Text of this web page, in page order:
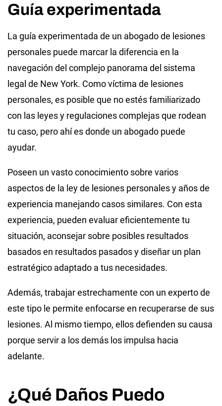
Guía experimentada
La guía experimentada de un abogado de lesiones
personales puede marcar la diferencia en la
navegación del complejo panorama del sistema
legal de New York. Como víctima de lesiones
personales, es posible que no estés familiarizado
con las leyes y regulaciones complejas que rodean
tu caso, pero ahí es donde un abogado puede
ayudar.
Poseen un vasto conocimiento sobre varios
aspectos de la ley de lesiones personales y años de
experiencia manejando casos similares. Con esta
experiencia, pueden evaluar eficientemente tu
situación, aconsejar sobre posibles resultados
basados en resultados pasados y diseñar un plan
estratégico adaptado a tus necesidades.
Además, trabajar estrechamente con un experto de
este tipo le permite enfocarse en recuperarse de sus
lesiones. Al mismo tiempo, ellos defienden su causa
porque servir a los demás los impulsa hacia
adelante.
¿Qué Daños Puedo